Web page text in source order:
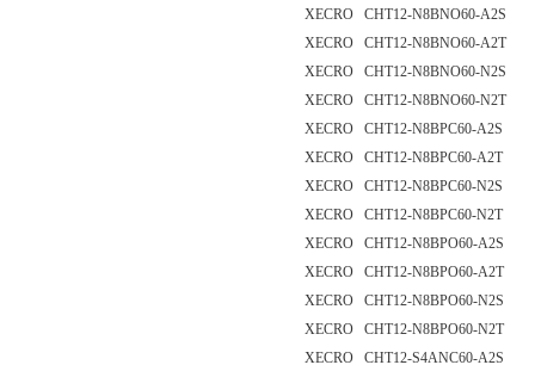
XECRO CHT12-N8BNO60-A2S
XECRO CHT12-N8BNO60-A2T
XECRO CHT12-N8BNO60-N2S
XECRO CHT12-N8BNO60-N2T
XECRO CHT12-N8BPC60-A2S
XECRO CHT12-N8BPC60-A2T
XECRO CHT12-N8BPC60-N2S
XECRO CHT12-N8BPC60-N2T
XECRO CHT12-N8BPO60-A2S
XECRO CHT12-N8BPO60-A2T
XECRO CHT12-N8BPO60-N2S
XECRO CHT12-N8BPO60-N2T
XECRO CHT12-S4ANC60-A2S